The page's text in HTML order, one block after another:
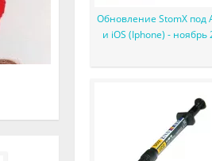
Обновление StomX под
и iOS (Iphone) - ноябрь